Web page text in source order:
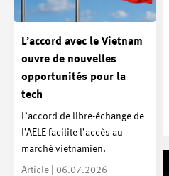
L’accord avec le Vietnam
ouvre de nouvelles
opportunités pour la
tech
L’accord de libre-échange de
l’AELE facilite l’accès au
marché vietnamien.
Article | 06.07.2026